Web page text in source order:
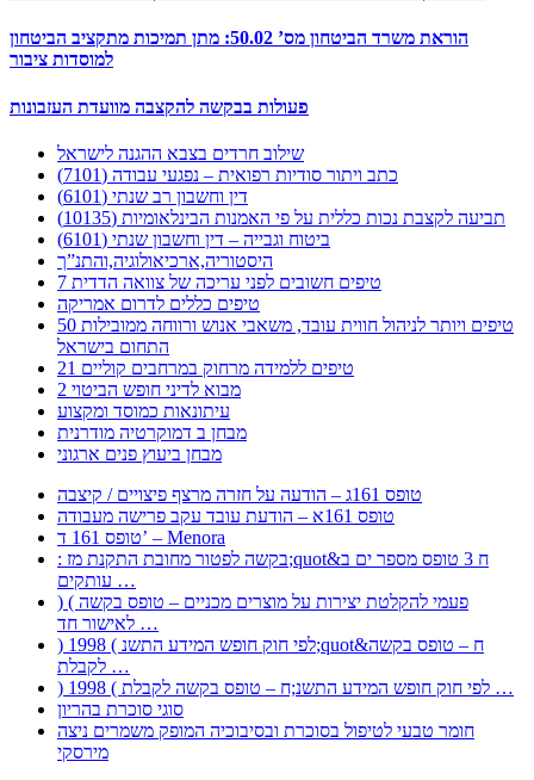
הוראת משרד הביטחון מס’ 50.02: מתן תמיכות מתקציב הביטחון
למוסדות ציבור
פעולות בבקשה להקצבה מוועדת העזבונות
שילוב חרדים בצבא ההגנה לישראל
כתב ויתור סודיות רפואית – נפגעי עבודה (7101)
דין וחשבון רב שנתי (6101)
תביעה לקצבת נכות כללית על פי האמנות הבינלאומיות (10135)
ביטוח וגבייה – דין וחשבון שנתי (6101)
היסטוריה,ארכיאולוגיה,והתנ”ך
7 טיפים חשובים לפני עריכה של צוואה הדדית
טיפים כללים לדרום אמריקה
50 טיפים ויותר לניהול חווית עובד, משאבי אנוש ורווחה ממובילות
התחום בישראל
21 טיפים ללמידה מרחוק במרחבים קוליים
מבוא לדיני חופש הביטוי 2
עיתונאות כמוסד ומקצוע
מבחן ב דמוקרטיה מודרנית
מבחן ביעוץ פנים ארגוני
טופס 161ג – הודעה על חזרה מרצף פיצויים / קיצבה
טופס 161א – הודעת עובד עקב פרישה מעבודה
טופס 161 ד’ – Menora
: בקשה לפטור מחובת התקנת מז;quot&ח 3 טופס מספר ים ב
עותקים …
) ( פעמי להקלטת יצירות על מוצרים מכניים – טופס בקשה
לאישור חד …
) 1998 ( לפי חוק חופש המידע התשנ;quot&ח – טופס בקשה
לקבלת …
) 1998 ( לפי חוק חופש המידע התשנ;ח – טופס בקשה לקבלת …
סוגי סוכרת בהריון
חומר טבעי לטיפול בסוכרת ובסיבוכיה המופק משמרים ניצה
מירסקי